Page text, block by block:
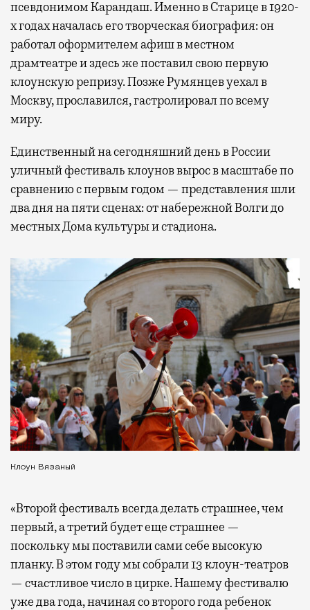
псевдонимом Карандаш. Именно в Старице в 1920-
х годах началась его творческая биография: он
работал оформителем афиш в местном
драмтеатре и здесь же поставил свою первую
клоунскую репризу. Позже Румянцев уехал в
Москву, прославился, гастролировал по всему
миру.
Единственный на сегодняшний день в России
уличный фестиваль клоунов вырос в масштабе по
сравнению с первым годом — представления шли
два дня на пяти сценах: от набережной Волги до
местных Дома культуры и стадиона.
Клоун Вязаный
«Второй фестиваль всегда делать страшнее, чем
первый, а третий будет еще страшнее —
поскольку мы поставили сами себе высокую
планку. В этом году мы собрали 13 клоун-театров
— счастливое число в цирке. Нашему фестивалю
уже два года, начиная со второго года ребенок